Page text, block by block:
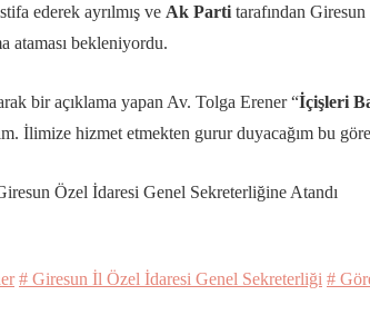
ederek ayrılmış ve Ak Parti tarafından
ataması bekleniyordu.
bir açıklama yapan Av. Tolga Erener “İçişleri
İlimize hizmet etmekten gurur duyacağım bu
Özel İdaresi Genel Sekreterliğine Atandı
# Giresun İl Özel İdaresi Genel Sekreterliği #